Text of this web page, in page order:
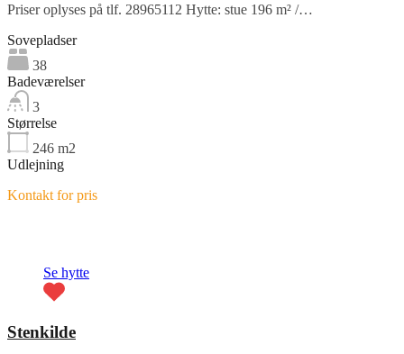
Priser oplyses på tlf. 28965112 Hytte: stue 196 m² /…
Sovepladser
38
Badeværelser
3
Størrelse
246 m2
Udlejning
Kontakt for pris
Se hytte
Stenkilde